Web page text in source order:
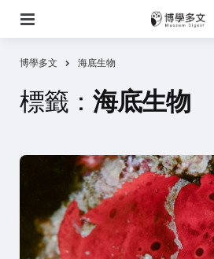
博學多文 海底生物
標籤： 海底生物